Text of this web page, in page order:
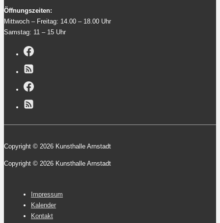
Öffnungszeiten:
Mittwoch – Freitag: 14.00 – 18.00 Uhr
Samstag: 11 – 15 Uhr
Copyright © 2026 Kunsthalle Arnstadt
Copyright © 2026 Kunsthalle Arnstadt
Footer-
Menü
Impressum
Kalender
Kontakt